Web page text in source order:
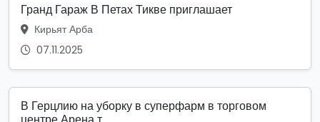
Гранд Гараж В Петах Тикве приглашает
Кирьят Арба
07.11.2025
В Герцлию на уборку в суперфарм в торговом